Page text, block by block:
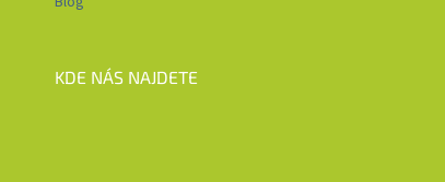
KDE NÁS NAJDETE